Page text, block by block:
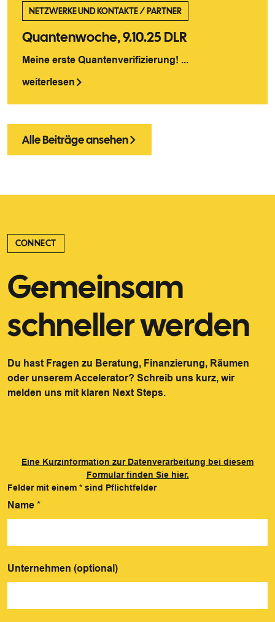
NETZWERKE UND KONTAKTE/PARTNER
Quantenwoche, 9.10.25 DLR
Meine erste Quantenverifizierung! ...
weiterlesen
Alle Beiträge ansehen
CONNECT
Gemeinsam
schneller werden
Du hast Fragen zu Beratung, Finanzierung, Räumen
oder unserem Accelerator? Schreib uns kurz, wir
melden uns mit klaren Next Steps.
Eine Kurzinformation zur Datenverarbeitung bei diesem
Formular finden Sie hier.
Felder mit einem * sind Pflichtfelder
Name *
Unternehmen (optional)